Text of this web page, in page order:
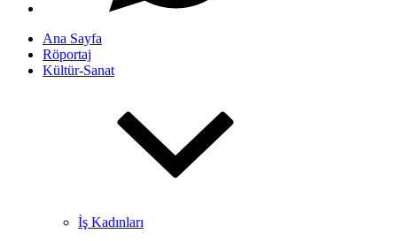
Ana Sayfa
Röportaj
Kültür-Sanat
İş Kadınları